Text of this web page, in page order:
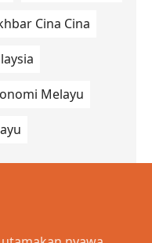
Cina Cina
Melayu